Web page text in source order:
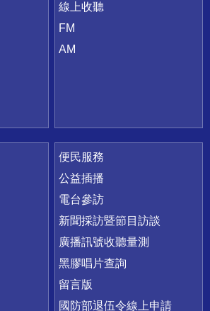
線上收聽
FM
AM
便民服務
公益插播
電台參訪
新聞採訪暨節目訪談
廣播訊號收聽量測
黑膠唱片查詢
留言版
國防部退伍令線上申請